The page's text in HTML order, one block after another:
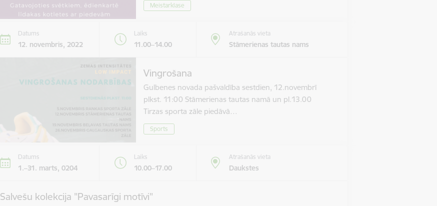
Meistarklase
Datums
12. novembris, 2022
Laiks
11.00–14.00
Atrašanās vieta
Stāmerienas tautas nams
Vingrošana
Gulbenes novada pašvaldība sestdien, 12.novembrī
plkst. 11:00 Stāmerienas tautas namā un pl.13.00
Tirzas sporta zāle piedāvā…
Sports
Datums
1.–31. marts, 0204
Laiks
10.00–17.00
Atrašanās vieta
Daukstes
Salvešu kolekcija "Pavasarīgi motīvi"